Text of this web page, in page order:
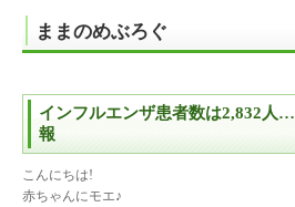
ままのめぶろぐ
インフルエンザ患者数は2,832人
報
こんにちは!
赤ちゃんにモエ♪